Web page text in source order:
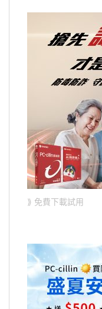
⟫ 免費下載試用